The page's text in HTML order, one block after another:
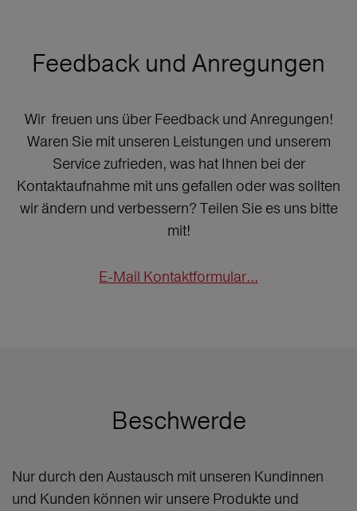
Feedback und Anregungen
Wir freuen uns über Feedback und Anregungen!
Waren Sie mit unseren Leistungen und unserem
Service zufrieden, was hat Ihnen bei der
Kontaktaufnahme mit uns gefallen oder was sollten
wir ändern und verbessern? Teilen Sie es uns bitte
mit!
E-Mail Kontaktformular...
Beschwerde
Nur durch den Austausch mit unseren Kundinnen
und Kunden können wir unsere Produkte und